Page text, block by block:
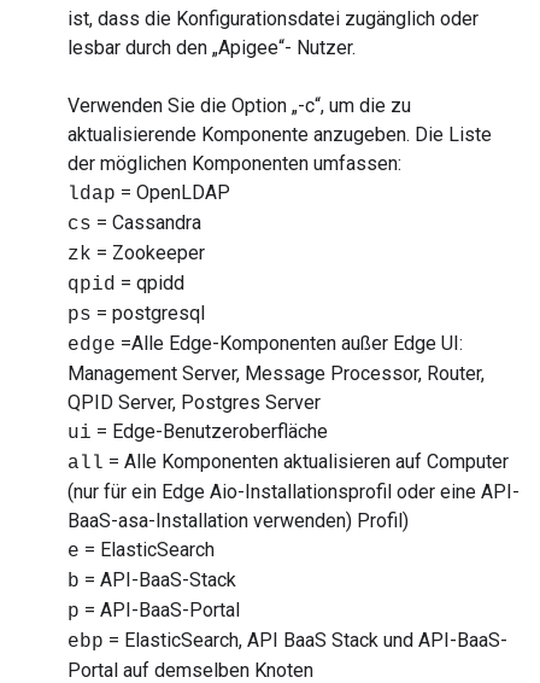
ist, dass die Konfigurationsdatei zugänglich oder
lesbar durch den „Apigee“- Nutzer.
Verwenden Sie die Option „-c“, um die zu
aktualisierende Komponente anzugeben. Die Liste
der möglichen Komponenten umfassen:
ldap = OpenLDAP
cs = Cassandra
zk = Zookeeper
qpid = qpidd
ps = postgresql
edge =Alle Edge-Komponenten außer Edge UI:
Management Server, Message Processor, Router,
QPID Server, Postgres Server
ui = Edge-Benutzeroberfläche
all = Alle Komponenten aktualisieren auf Computer
(nur für ein Edge Aio-Installationsprofil oder eine API-
BaaS-asa-Installation verwenden) Profil)
e = ElasticSearch
b = API-BaaS-Stack
p = API-BaaS-Portal
ebp = ElasticSearch, API BaaS Stack und API-BaaS-
Portal auf demselben Knoten